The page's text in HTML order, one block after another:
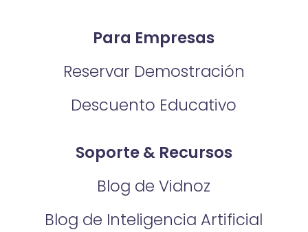
Para Empresas
Reservar Demostración
Descuento Educativo
Soporte & Recursos
Blog de Vidnoz
Blog de Inteligencia Artificial